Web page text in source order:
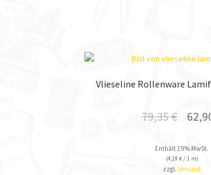
Vlieseline Rollenware
79,35€
Enthält 19% MwSt.
(4,19 €/ 1 m)
zzgl.Versand